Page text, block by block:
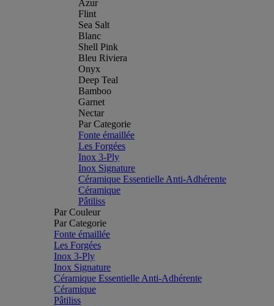
Azur
Flint
Sea Salt
Blanc
Shell Pink
Bleu Riviera
Onyx
Deep Teal
Bamboo
Garnet
Nectar
Par Categorie
Fonte émaillée
Les Forgées
Inox 3-Ply
Inox Signature
Céramique Essentielle Anti-Adhérente
Céramique
Pâtiliss
Par Couleur
Par Categorie
Fonte émaillée
Les Forgées
Inox 3-Ply
Inox Signature
Céramique Essentielle Anti-Adhérente
Céramique
Pâtiliss